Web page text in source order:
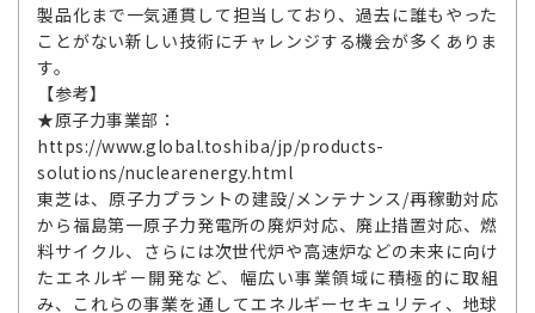
製品化まで一気通貫して担当しており、過去に誰もやった
ことがない新しい技術にチャレンジする機会が多くありま
す。
【参考】
★原子力事業部：
https://www.global.toshiba/jp/products-
solutions/nuclearenergy.html
東芝は、原子力プラントの建設/メンテナンス/再稼動対応
から福島第一原子力発電所の廃炉対応、廃止措置対応、燃
料サイクル、さらには次世代炉や高速炉などの未来に向け
たエネルギー開発など、幅広い事業領域に積極的に取組
み、これらの事業を通してエネルギーセキュリティ、地球